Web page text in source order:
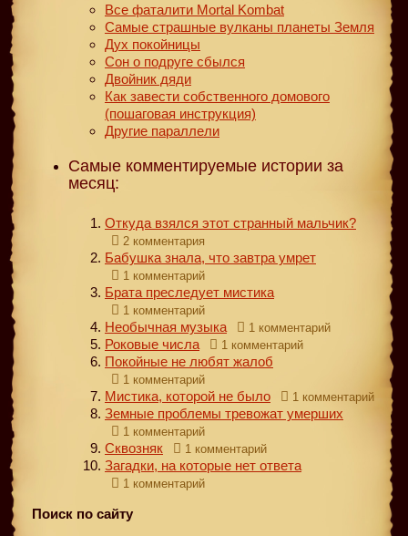
Все фаталити Mortal Kombat
Самые страшные вулканы планеты Земля
Дух покойницы
Сон о подруге сбылся
Двойник дяди
Как завести собственного домового
(пошаговая инструкция)
Другие параллели
Самые комментируемые истории за
месяц:
Откуда взялся этот странный мальчик?
2 комментария
Бабушка знала, что завтра умрет
1 комментарий
Брата преследует мистика
1 комментарий
Необычная музыка 1 комментарий
Роковые числа 1 комментарий
Покойные не любят жалоб
1 комментарий
Мистика, которой не было 1 комментарий
Земные проблемы тревожат умерших
1 комментарий
Сквозняк 1 комментарий
Загадки, на которые нет ответа
1 комментарий
Поиск по сайту